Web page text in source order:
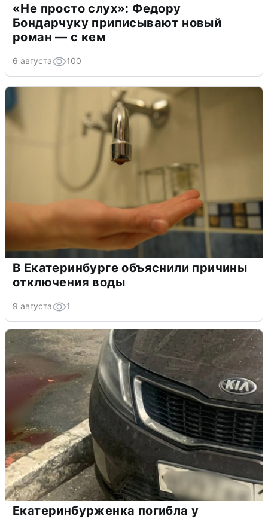
«Не просто слух»: Федору
Бондарчуку приписывают новый
роман — с кем
6 августа 100
В Екатеринбурге объяснили причины
отключения воды
9 августа 1
Екатеринбурженка погибла у